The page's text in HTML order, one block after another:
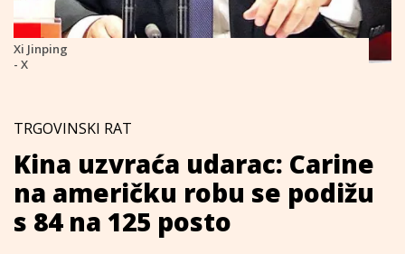
Xi Jinping
- X
TRGOVINSKI RAT
Kina uzvraća udarac: Carine
na američku robu se podižu
s 84 na 125 posto